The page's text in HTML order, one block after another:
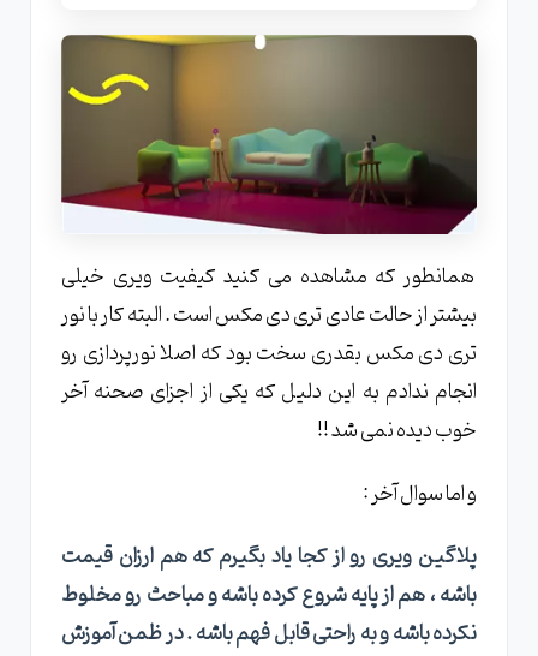
همانطور که مشاهده می کنید کیفیت ویری خیلی
بیشتر از حالت عادی تری دی مکس است . البته کار با نور
تری دی مکس بقدری سخت بود که اصلا نورپردازی رو
انجام ندادم به این دلیل که یکی از اجزای صحنه آخر
خوب دیده نمی شد !!
و اما سوال آخر :
پلاگین ویری رو از کجا یاد بگیرم که هم ارزان قیمت
باشه ، هم از پایه شروع کرده باشه و مباحث رو مخلوط
نکرده باشه و به راحتی قابل فهم باشه . در ظمن آموزش